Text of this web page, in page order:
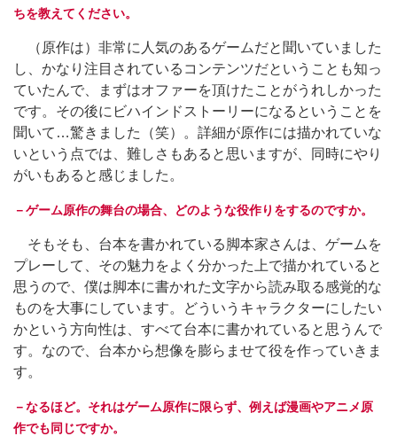
ちを教えてください。
（原作は）非常に人気のあるゲームだと聞いていました
し、かなり注目されているコンテンツだということも知っ
ていたんで、まずはオファーを頂けたことがうれしかった
です。その後にビハインドストーリーになるということを
聞いて…驚きました（笑）。詳細が原作には描かれていな
いという点では、難しさもあると思いますが、同時にやり
がいもあると感じました。
－ゲーム原作の舞台の場合、どのような役作りをするのですか。
そもそも、台本を書かれている脚本家さんは、ゲームを
プレーして、その魅力をよく分かった上で描かれていると
思うので、僕は脚本に書かれた文字から読み取る感覚的な
ものを大事にしています。どういうキャラクターにしたい
かという方向性は、すべて台本に書かれていると思うんで
す。なので、台本から想像を膨らませて役を作っていきま
す。
－なるほど。それはゲーム原作に限らず、例えば漫画やアニメ原
作でも同じですか。